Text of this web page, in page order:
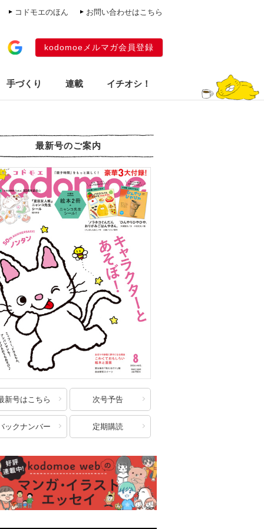
コドモエのほん お問い合わせはこちら
kodomoeメルマガ会員登録
手づくり 連載 イチオシ！
最新号のご案内
新号はこちら 次号予告
ックナンバー 定期購読